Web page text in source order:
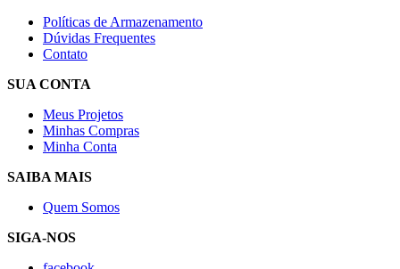
Políticas de Armazenamento
Dúvidas Frequentes
Contato
SUA CONTA
Meus Projetos
Minhas Compras
Minha Conta
SAIBA MAIS
Quem Somos
SIGA-NOS